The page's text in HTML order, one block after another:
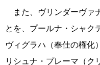
また、ヴリンダーヴァ
とを、プールナ・シャク
ヴィグラハ（奉仕の権化
リシュナ・プレーマ（ク